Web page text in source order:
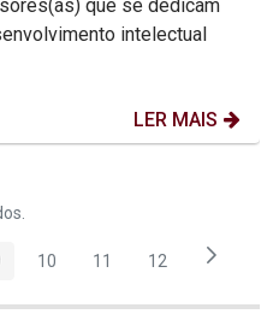
intelectual
LER MAIS
Usar ABA para navegar.
Página
10 Página
11 Página
12